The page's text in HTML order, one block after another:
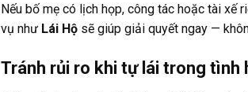
Nếu bố mẹ có lịch họp, công tác hoặc tài xế
vụ như Lái Hộ sẽ giúp giải quyết ngay —
Tránh rủi ro khi tự lái trong tình